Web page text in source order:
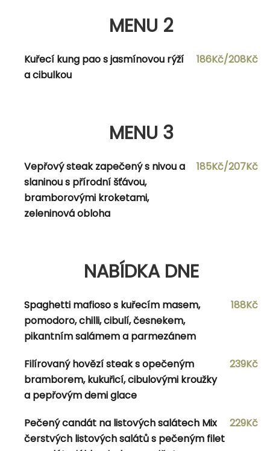
fleky s uzeným masem, zeleninou a
Polévka dle denní nabídky Smažená
strouhance s jemnou bramborovou
kaší, trahaným listovým salátem a
cherry rajčaty
NABÍDKA DNE
kachním prsem, cibulí, česnekem,
parmezánem a lanýžovou majonézou
Gyros tortilla kuřecí maso, červené zelí,
ledový salát, račata, červenou cibulí, kebab
dresinkem s hranolkami a tatarskou
omáčkou
Variace masových prejtu s opékaným
bramborem, křenem a hořčicí
189Kč
MENU 2
Kuřecí kung pao s jasmínovou rýží
a cibulkou
186Kč/208Kč
MENU 3
Vepřový steak zapečený s nivou a
slaninou s přírodní šťávou,
bramborovými kroketami,
zeleninová obloha
185Kč/207Kč
NABÍDKA DNE
Spaghetti mafioso s kuřecím masem,
pomodoro, chilli, cibulí, česnekem,
pikantním salámem a parmezánem
188Kč
Filírovaný hovězí steak s opečeným
bramborem, kukuřicí, cibulovými kroužky
a pepřovým demi glace
239Kč
Pečený candát na listových salátech Mix
čerstvých listových salátů s pečeným filet
229Kč